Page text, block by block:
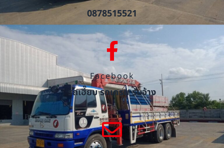
0878515521
Facebook
รถเฮี๊ยบ รถเครน รับจ้าง